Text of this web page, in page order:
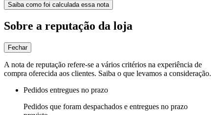
Saiba como foi calculada essa nota
Sobre a reputação da loja
Fechar
A nota de reputação refere-se a vários critérios na experiência de
compra oferecida aos clientes. Saiba o que levamos a consideração.
Pedidos entregues no prazo
Pedidos que foram despachados e entregues no prazo